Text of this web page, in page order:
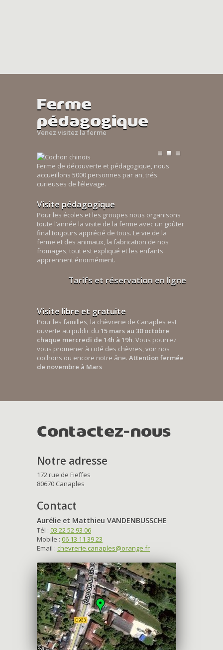
Ferme
pédagogique
Venez visitez la ferme
Ferme de découverte et pédagogique, nous
accueillons 5000 personnes par an, trés
curieuses de l’élevage.
Visite pédagogique
Pour les écoles et les groupes nous organisons
toute l’année la visite de la ferme avec un goûter
final toujours apprécié de tous. Le vie de la
ferme et des animaux, la fabrication de nos
fromages, tout est expliqué et les enfants
apprennent énormément.
Tarifs et réservation en ligne
Visite libre et gratuite
Pour les familles, la chèvrerie de Canaples est
ouverte au public du 15 mars au 30 octobre
chaque mercredi de 14h à 19h. Vous pourrez
vous promener à coté des chèvres, voir nos
cochons ou encore notre âne. Attention fermée
de novembre à Mars
Contactez-nous
Notre adresse
172 rue de Fieffes
80670 Canaples
Contact
Aurélie et Matthieu VANDENBUSSCHE
Tél : 03 22 52 93 06
Mobile : 06 13 11 39 23
Email : chevrerie.canaples@orange.fr